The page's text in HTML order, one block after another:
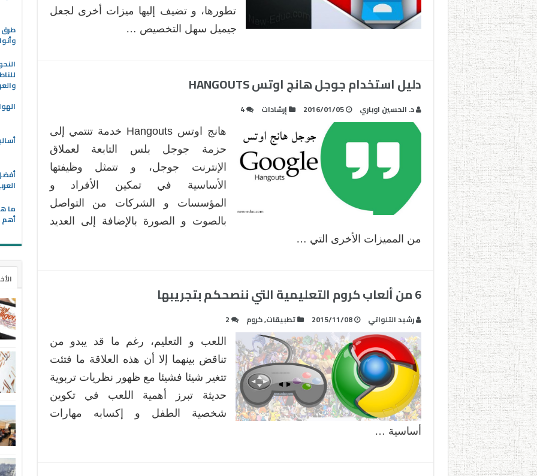
تطورها، و تضيف إليها ميزات أخرى لجعل
جيميل سهل التخصيص …
دليل استخدام جوجل هانج اوتس HANGOUTS
د. الحسين اوباري 2016/01/05 إرشادات 4
هانج اوتس Hangouts خدمة تنتمي إلى
حزمة جوجل بلس التابعة لعملاق
الإنترنت جوجل، و تتمثل وظيفتها
الأساسية في تمكين الأفراد و
المؤسسات و الشركات من التواصل
بالصوت و الصورة بالإضافة إلى العديد
من المميزات الأخرى التي …
6 من ألعاب كروم التعليمية التي ننصحكم بتجريبها
رشيد التلواتي 2015/11/08 تطبيقات,كروم 2
اللعب و التعليم، رغم ما قد يبدو من
تناقض بينهما إلا أن هذه العلاقة ما فتئت
تتغير شيئا فشيئا مع ظهور نظريات تربوية
حديثة تبرز أهمية اللعب في تكوين
شخصية الطفل و إكسابه مهارات
أساسية …
طرق
ما
أهم